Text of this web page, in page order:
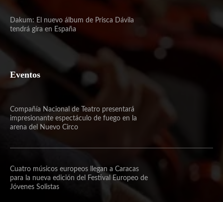
Dakum: El nuevo álbum de Prisca Dávila
tendrá gira en España
Eventos
Compañía Nacional de Teatro presentará
impresionante espectáculo de fuego en la
arena del Nuevo Circo
Cuatro músicos europeos llegan a Caracas
para la nueva edición del Festival Europeo de
Jóvenes Solistas